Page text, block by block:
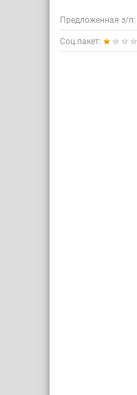
Предложенная з/п:
Соц.пакет: